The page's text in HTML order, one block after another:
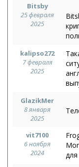
Bitsby
25 февраля
2025
kalipso272
7 февраля
2025
GlazikMer
8 января
2025
vit7100
6 ноября
2024